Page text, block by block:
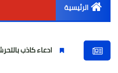
الرئيسية
ادعاء كاذب بالتحرش لخلاف